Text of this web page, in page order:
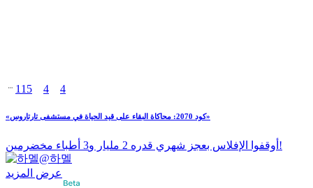
115 4 4
«كود 2070: محاكاة البقاء على قيد الحياة في مستشفى تارتاروس»
أوقفوا الإفلاس بعجز شهري قدره 2 مليار و3 أطباء مخضرمين!
@하멜
عرض المزيد